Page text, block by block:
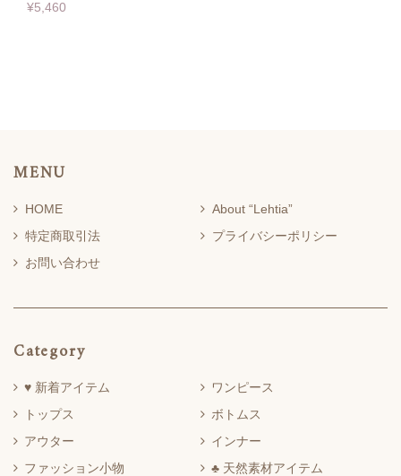
¥5,460
MENU
HOME
About “Lehtia”
特定商取引法
プライバシーポリシー
お問い合わせ
Category
♥ 新着アイテム
ワンピース
トップス
ボトムス
アウター
インナー
ファッション小物
♣ 天然素材アイテム